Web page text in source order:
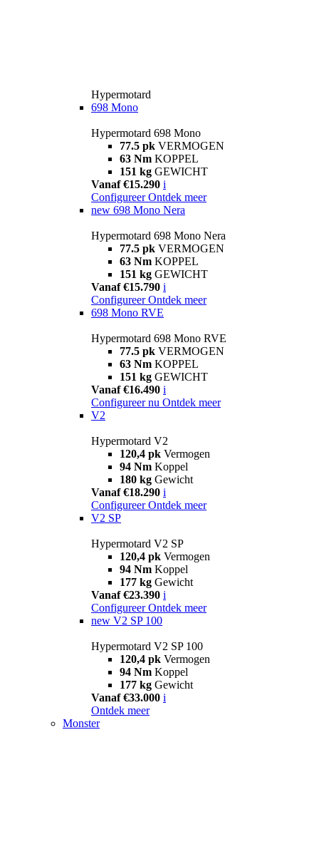
Hypermotard
698 Mono
Hypermotard 698 Mono
77.5 pk VERMOGEN
63 Nm KOPPEL
151 kg GEWICHT
Vanaf €15.290 i
Configureer Ontdek meer
new 698 Mono Nera
Hypermotard 698 Mono Nera
77.5 pk VERMOGEN
63 Nm KOPPEL
151 kg GEWICHT
Vanaf €15.790 i
Configureer Ontdek meer
698 Mono RVE
Hypermotard 698 Mono RVE
77.5 pk VERMOGEN
63 Nm KOPPEL
151 kg GEWICHT
Vanaf €16.490 i
Configureer nu Ontdek meer
V2
Hypermotard V2
120,4 pk Vermogen
94 Nm Koppel
180 kg Gewicht
Vanaf €18.290 i
Configureer Ontdek meer
V2 SP
Hypermotard V2 SP
120,4 pk Vermogen
94 Nm Koppel
177 kg Gewicht
Vanaf €23.390 i
Configureer Ontdek meer
new V2 SP 100
Hypermotard V2 SP 100
120,4 pk Vermogen
94 Nm Koppel
177 kg Gewicht
Vanaf €33.000 i
Ontdek meer
Monster